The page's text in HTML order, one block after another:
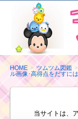
ム
ツ
ム
の
攻
略
HOME ツムツム図鑑
ル画像･高得点をだすに
当サイトは、